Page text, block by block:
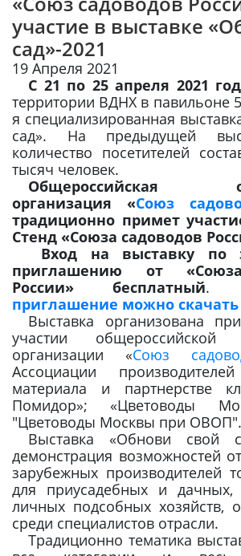
Записаться на приём
Вступить в союз
участие в выставке
сад»-2021
19 Апреля 2021
С 21 по 25 апреля 2021
территории ВДНХ в павильоне
я специализированная
сад». На предыдущей
количество посетителей
тысяч человек.
Общероссийская
организация «Союз
традиционно примет
Стенд «Союза садоводов
Вход на выставку по
приглашению от
России» бесплатный.
приглашение можно
Выставка организована
участии общероссийской
организации «Союз
Ассоциации
материала и партнерстве
Помидор»; «Цветоводы
"Цветоводы Москвы при ОВОП".
Выставка «Обнови
демонстрация возможностей
зарубежных производителей
для приусадебных и
личных подсобных хозяйств,
среди специалистов отрасли.
Традиционно тематика